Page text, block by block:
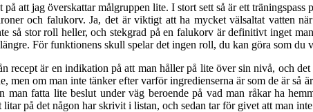
att jag överskattar målgruppen lite. I stort sett så är ett
och falukorv. Ja, det är viktigt att ha mycket välsaltat vatten
så stor roll heller, och stekgrad på en falukorv är definitivt inget
För funktionens skull spelar det ingen roll, du kan göra som du
recept är en indikation på att man håller på lite över sin nivå, och
men om man inte tänker efter varför ingredienserna är som de är
man fatta lite beslut under väg beroende på vad man råkar ha
på det någon har skrivit i listan, och sedan tar för givet att man